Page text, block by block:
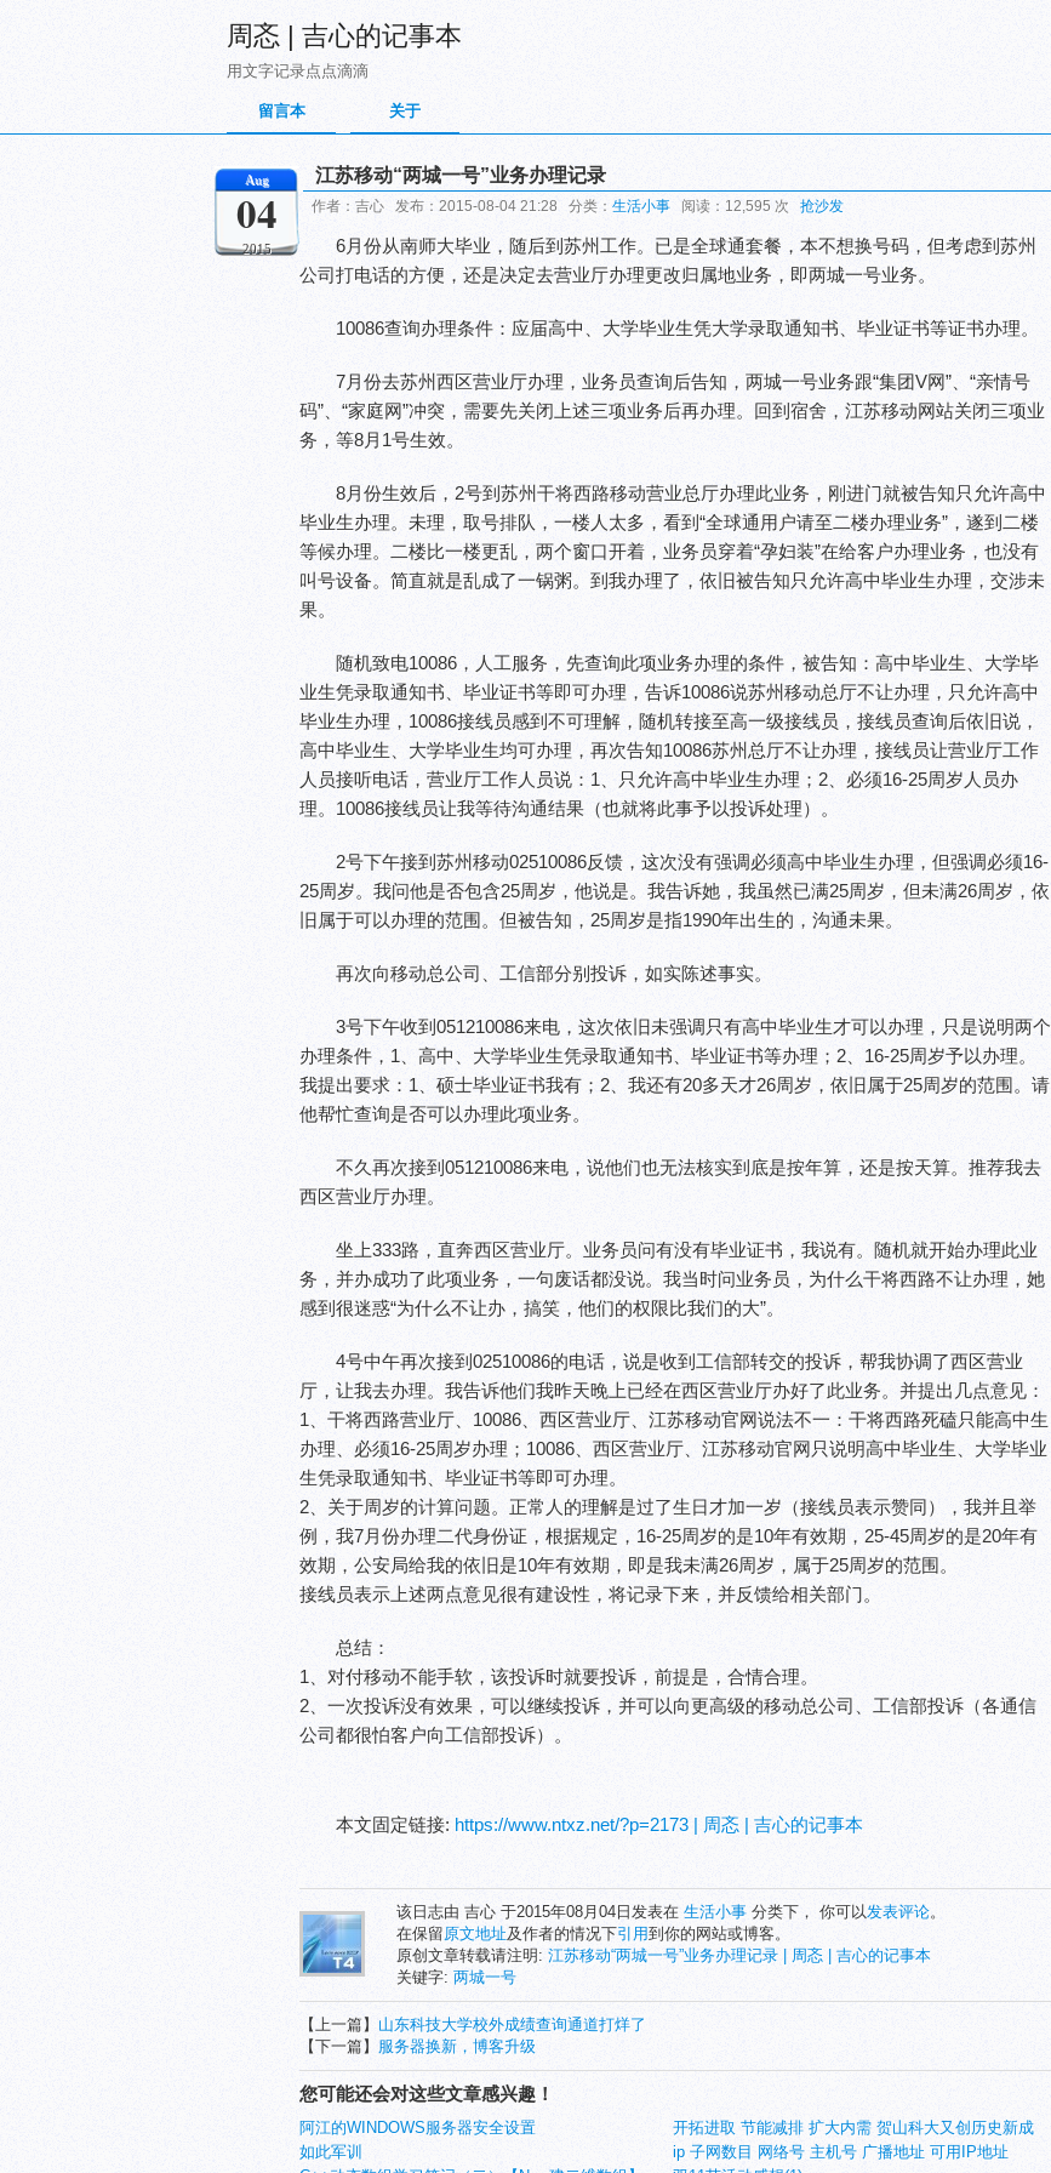
周忞 | 吉心的记事本
用文字记录点点滴滴
留言本 关于
Aug
04
2015
江苏移动“两城一号”业务办理记录
作者：吉心 发布：2015-08-04 21:28 分类： 生活小事 阅读：12,595 次 抢沙发
6月份从南师大毕业，随后到苏州工作。已是全球通套餐，本不想换号码，但考虑到苏州
公司打电话的方便，还是决定去营业厅办理更改归属地业务，即两城一号业务。
10086查询办理条件：应届高中、大学毕业生凭大学录取通知书、毕业证书等证书办理。
7月份去苏州西区营业厅办理，业务员查询后告知，两城一号业务跟“集团V网”、“亲情号
码”、“家庭网”冲突，需要先关闭上述三项业务后再办理。回到宿舍，江苏移动网站关闭三项业
务，等8月1号生效。
8月份生效后，2号到苏州干将西路移动营业总厅办理此业务，刚进门就被告知只允许高中
毕业生办理。未理，取号排队，一楼人太多，看到“全球通用户请至二楼办理业务”，遂到二楼
等候办理。二楼比一楼更乱，两个窗口开着，业务员穿着“孕妇装”在给客户办理业务，也没有
叫号设备。简直就是乱成了一锅粥。到我办理了，依旧被告知只允许高中毕业生办理，交涉未
果。
随机致电10086，人工服务，先查询此项业务办理的条件，被告知：高中毕业生、大学毕
业生凭录取通知书、毕业证书等即可办理，告诉10086说苏州移动总厅不让办理，只允许高中
毕业生办理，10086接线员感到不可理解，随机转接至高一级接线员，接线员查询后依旧说，
高中毕业生、大学毕业生均可办理，再次告知10086苏州总厅不让办理，接线员让营业厅工作
人员接听电话，营业厅工作人员说：1、只允许高中毕业生办理；2、必须16-25周岁人员办
理。10086接线员让我等待沟通结果（也就将此事予以投诉处理）。
2号下午接到苏州移动02510086反馈，这次没有强调必须高中毕业生办理，但强调必须16-
25周岁。我问他是否包含25周岁，他说是。我告诉她，我虽然已满25周岁，但未满26周岁，依
旧属于可以办理的范围。但被告知，25周岁是指1990年出生的，沟通未果。
再次向移动总公司、工信部分别投诉，如实陈述事实。
3号下午收到051210086来电，这次依旧未强调只有高中毕业生才可以办理，只是说明两个
办理条件，1、高中、大学毕业生凭录取通知书、毕业证书等办理；2、16-25周岁予以办理。
我提出要求：1、硕士毕业证书我有；2、我还有20多天才26周岁，依旧属于25周岁的范围。请
他帮忙查询是否可以办理此项业务。
不久再次接到051210086来电，说他们也无法核实到底是按年算，还是按天算。推荐我去
西区营业厅办理。
坐上333路，直奔西区营业厅。业务员问有没有毕业证书，我说有。随机就开始办理此业
务，并办成功了此项业务，一句废话都没说。我当时问业务员，为什么干将西路不让办理，她
感到很迷惑“为什么不让办，搞笑，他们的权限比我们的大”。
4号中午再次接到02510086的电话，说是收到工信部转交的投诉，帮我协调了西区营业
厅，让我去办理。我告诉他们我昨天晚上已经在西区营业厅办好了此业务。并提出几点意见：
1、干将西路营业厅、10086、西区营业厅、江苏移动官网说法不一：干将西路死磕只能高中生
办理、必须16-25周岁办理；10086、西区营业厅、江苏移动官网只说明高中毕业生、大学毕业
生凭录取通知书、毕业证书等即可办理。
2、关于周岁的计算问题。正常人的理解是过了生日才加一岁（接线员表示赞同），我并且举
例，我7月份办理二代身份证，根据规定，16-25周岁的是10年有效期，25-45周岁的是20年有
效期，公安局给我的依旧是10年有效期，即是我未满26周岁，属于25周岁的范围。
接线员表示上述两点意见很有建设性，将记录下来，并反馈给相关部门。
总结：
1、对付移动不能手软，该投诉时就要投诉，前提是，合情合理。
2、一次投诉没有效果，可以继续投诉，并可以向更高级的移动总公司、工信部投诉（各通信
公司都很怕客户向工信部投诉）。
本文固定链接: https://www.ntxz.net/?p=2173 | 周忞 | 吉心的记事本
该日志由 吉心 于2015年08月04日发表在 生活小事 分类下， 你可以发表评论。
在保留原文地址及作者的情况下引用到你的网站或博客。
原创文章转载请注明: 江苏移动“两城一号”业务办理记录 | 周忞 | 吉心的记事本
关键字: 两城一号
【上一篇】 山东科技大学校外成绩查询通道打烊了
【下一篇】 服务器换新，博客升级
您可能还会对这些文章感兴趣！
阿江的WINDOWS服务器安全设置
开拓进取 节能减排 扩大内需 贺山科大又创历史新成
如此军训
ip 子网数目 网络号 主机号 广播地址 可用IP地址